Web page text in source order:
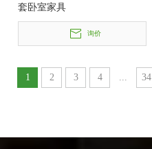
套卧室家具
询价
1 2 3 4 ... 34